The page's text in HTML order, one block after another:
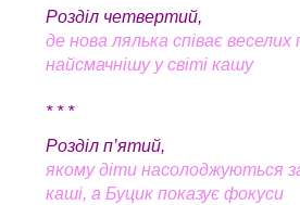
Розділ четвертий,
де нова лялька співає
найсмачнішу у світі кашу
* * *
Розділ п’ятий,
якому діти насолоджуються
каші, а Буцик показує фокуси